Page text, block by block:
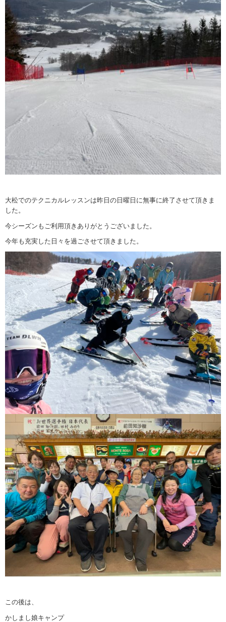
大松でのテクニカルレッスンは昨日の日曜日に無事に終了させて頂きま
した。
今シーズンもご利用頂きありがとうございました。
今年も充実した日々を過ごさせて頂きました。
この後は、
かしまし娘キャンプ